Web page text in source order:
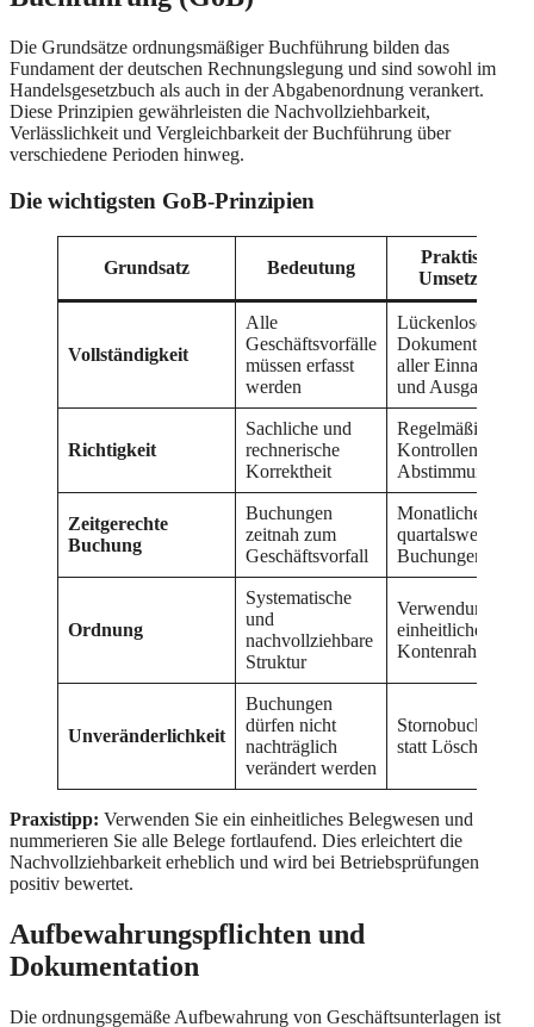
Die Grundsätze ordnungsmäßiger Buchführung bilden das
Fundament der deutschen Rechnungslegung und sind sowohl im
Handelsgesetzbuch als auch in der Abgabenordnung verankert.
Diese Prinzipien gewährleisten die Nachvollziehbarkeit,
Verlässlichkeit und Vergleichbarkeit der Buchführung über
verschiedene Perioden hinweg.
Die wichtigsten GoB-Prinzipien
Grundsatz Bedeutung
Praktische
Umsetzung
Vollständigkeit
Alle
Geschäftsvorfälle
müssen erfasst
werden
Lückenlose
Dokumentation
aller Einnahmen
und Ausgaben
Richtigkeit
Sachliche und
rechnerische
Korrektheit
Regelmäßige
Kontrollen und
Abstimmungen
Zeitgerechte
Buchung
Buchungen
zeitnah zum
Geschäftsvorfall
Monatliche oder
quartalsweise
Buchungen
Ordnung
Systematische
und
nachvollziehbare
Struktur
Verwendung
einheitlicher
Kontenrahmen
Unveränderlichkeit
Buchungen
dürfen nicht
nachträglich
verändert werden
Stornobuchungen
statt Löschungen
Praxistipp: Verwenden Sie ein einheitliches Belegwesen und
nummerieren Sie alle Belege fortlaufend. Dies erleichtert die
Nachvollziehbarkeit erheblich und wird bei Betriebsprüfungen
positiv bewertet.
Aufbewahrungspflichten und
Dokumentation
Die ordnungsgemäße Aufbewahrung von Geschäftsunterlagen ist